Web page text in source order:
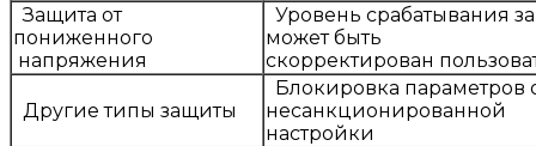
Защита от
пониженного
напряжения
Уровень срабатывания
может быть
скорректирован
Другие типы защиты
Блокировка параметров
несанкционированной
настройки